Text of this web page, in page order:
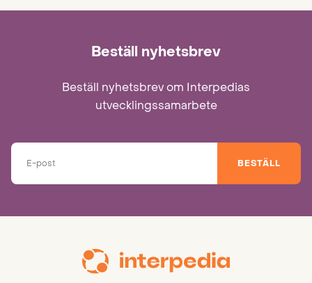
Beställ nyhetsbrev
Beställ nyhetsbrev om Interpedias
utvecklingssamarbete
BESTÄLL